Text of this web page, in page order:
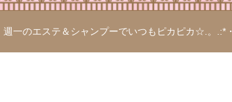
週一のエステ＆シャンプーでいつもピカピカ☆.。.:*・